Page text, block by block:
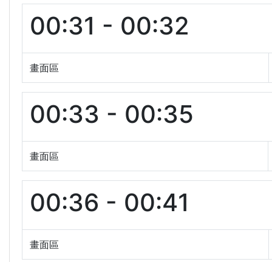
00:31 - 00:32
畫面區
00:33 - 00:35
畫面區
00:36 - 00:41
畫面區